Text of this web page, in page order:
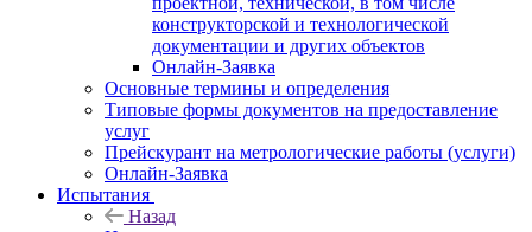
конструкторской и технологической
документации и других объектов
Онлайн-Заявка
Основные термины и определения
Типовые формы документов на предоставление
услуг
Прейскурант на метрологические работы (услуги)
Онлайн-Заявка
Испытания
Назад